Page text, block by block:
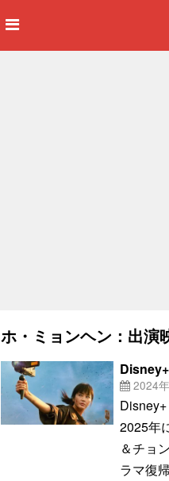
ホ・ミョンヘン：出演
2024
2025年
＆チョ
ラマ復